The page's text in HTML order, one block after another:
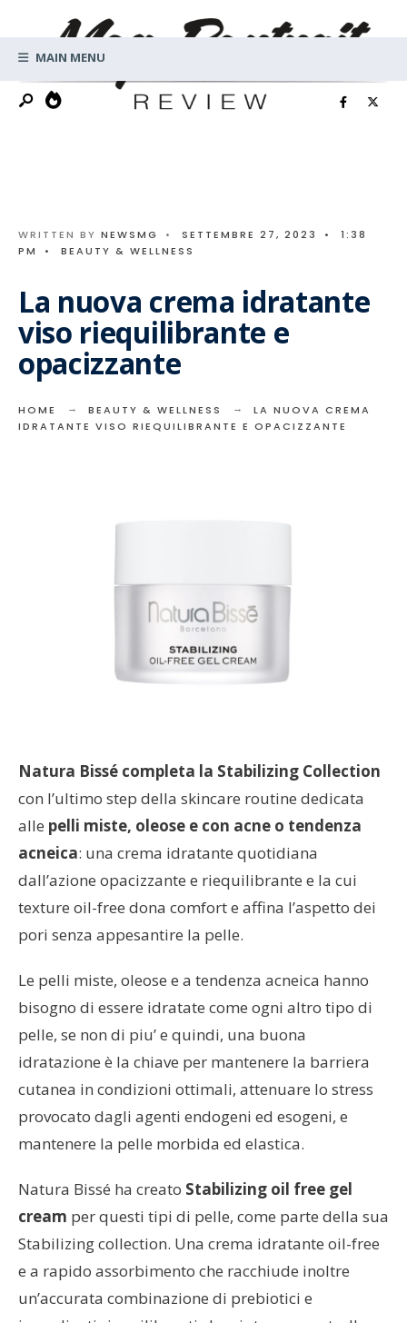
contentMAIN MENU
WRITTEN BY NEWSMG • SETTEMBRE 27, 2023 •
1:38
PM
• BEAUTY & WELLNESS
La nuova crema idratante
viso riequilibrante e
opacizzante
HOME BEAUTY & WELLNESS
LA NUOVA CREMA
IDRATANTE VISO RIEQUILIBRANTE E OPACIZZANTE
Natura Bissé completa la Stabilizing Collection
con l’ultimo step della skincare routine dedicata
alle pelli miste, oleose e con acne o tendenza
acneica: una crema idratante quotidiana
dall’azione opacizzante e riequilibrante e la cui
texture oil-free dona comfort e affina l’aspetto dei
pori senza appesantire la pelle.
Le pelli miste, oleose e a tendenza acneica hanno
bisogno di essere idratate come ogni altro tipo di
pelle, se non di piu’ e quindi, una buona
idratazione è la chiave per mantenere la barriera
cutanea in condizioni ottimali, attenuare lo stress
provocato dagli agenti endogeni ed esogeni, e
mantenere la pelle morbida ed elastica.
Natura Bissé ha creato Stabilizing oil free gel
cream per questi tipi di pelle, come parte della sua
Stabilizing collection. Una crema idratante oil-free
e a rapido assorbimento che racchiude inoltre
un’accurata combinazione di prebiotici e